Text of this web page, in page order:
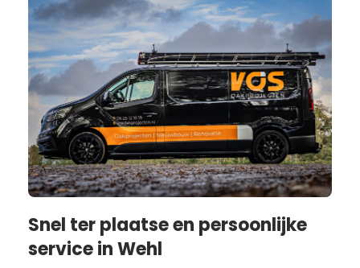
Snel ter plaatse en persoonlijke
service in Wehl